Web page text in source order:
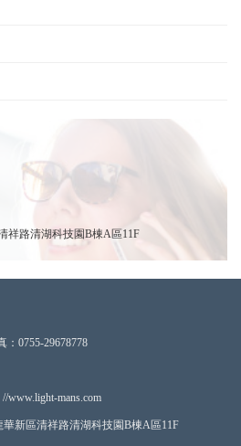
祥路清湖科技園B棟A區11F
：0755-29678778
//www.light-mans.com
新區清祥路清湖科技園B棟A區11F